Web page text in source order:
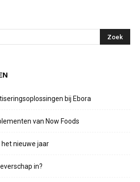
bij Ebora
van Now Foods
het nieuwe jaar
in?